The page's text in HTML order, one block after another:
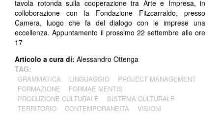
tavola rotonda sulla cooperazione tra Arte e Impresa, in
colloborazione con la Fondazione Fitzcarraldo, presso
Camera, luogo che fa del dialogo con le imprese una
eccellenza. Appuntamento il prossimo 22 settembre alle ore
17
Articolo a cura di: Alessandro Ottenga
TAG:
GRAMMATICA LINGUAGGIO
PROJECT MANAGEMENT
FORMAZIONE
FORMAE MENTIS
PRODUZIONE CULTURALE
SISTEMA CULTURALE
TERRITORIO
CONTEMPORANEITÀ VISIONI